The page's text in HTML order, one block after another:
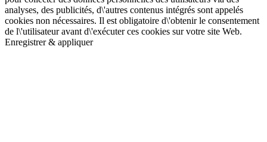
analyses, des publicités, d\'autres contenus intégrés sont appelés
cookies non nécessaires. Il est obligatoire d\'obtenir le consentement
de l\'utilisateur avant d\'exécuter ces cookies sur votre site Web.
Enregistrer & appliquer